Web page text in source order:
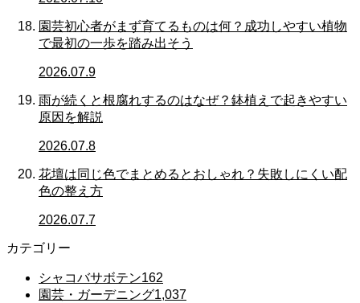
園芸初心者がまず育てるものは何？成功しやすい植物
で最初の一歩を踏み出そう
2026.07.9
雨が続くと根腐れするのはなぜ？鉢植えで起きやすい
原因を解説
2026.07.8
花壇は同じ色でまとめるとおしゃれ？失敗しにくい配
色の整え方
2026.07.7
カテゴリー
シャコバサボテン162
園芸・ガーデニング1,037